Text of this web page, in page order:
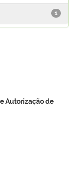
1
Autorização de